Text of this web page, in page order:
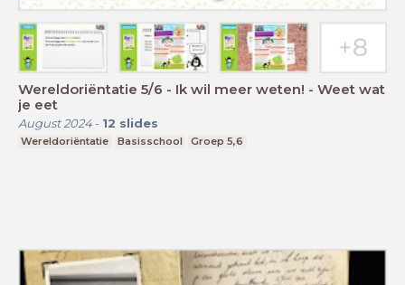
Wereldoriëntatie 5/6 - Ik wil meer weten! - Weet wat
je eet
August 2024- 12 slides
Wereldoriëntatie Basisschool Groep 5,6